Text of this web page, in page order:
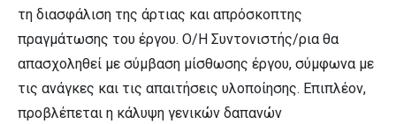
τη διασφάλιση της άρτιας και απρόσκοπτης
πραγμάτωσης του έργου. Ο/Η Συντονιστής/ρια θα
απασχοληθεί με σύμβαση μίσθωσης έργου, σύμφωνα με
τις ανάγκες και τις απαιτήσεις υλοποίησης. Επιπλέον,
προβλέπεται η κάλυψη γενικών δαπανών